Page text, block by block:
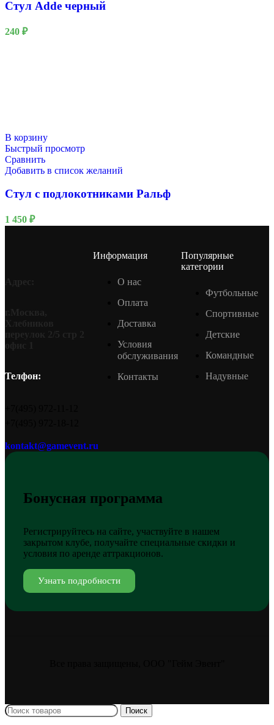
Стул Adde черный
240 ₽
В корзину
Быстрый просмотр
Сравнить
Добавить в список желаний
Стул с подлокотниками Ральф
1 450 ₽
Телфон:
kontakt@gamevent.ru
Информация
О нас
Оплата
Доставка
Условия
обслуживания
Контакты
Популярные
категории
Футбольные
Спортивные
Детские
Командные
Надувные
Бонусная программа
Регистрируйтесь на сайте, участвуйте в нашем
закрытом клубе, получайте специальные скидки и
условия по аренде аттракционов.
Узнать подробности
Поиск